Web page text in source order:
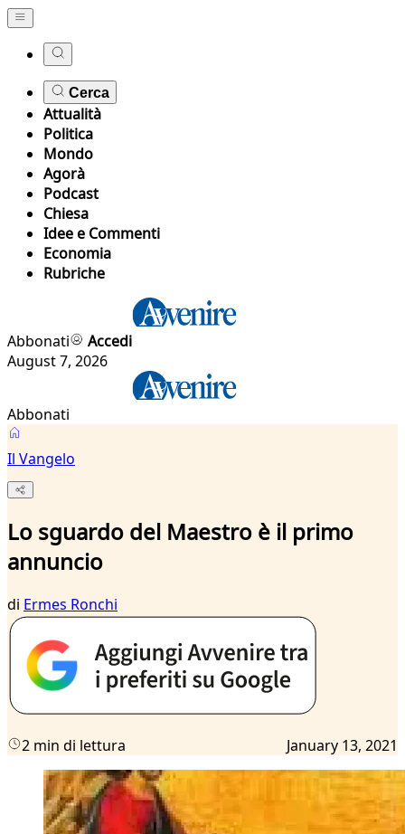
Cerca
Attualità
Politica
Mondo
Agorà
Podcast
Chiesa
Idee e Commenti
Economia
Rubriche
Abbonati
Accedi
August 7, 2026
Abbonati
Il Vangelo
Lo sguardo del Maestro è il primo
annuncio
di Ermes Ronchi
2 min di lettura January 13, 2021